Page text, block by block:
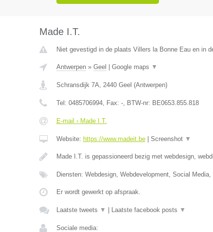
Made I.T.
Niet gevestigd in de plaats Villers la Bonne Eau en in
Antwerpen» Geel Google maps ▼
Schransdijk 7A, 2440 Geel (Antwerpen)
Tel: 0485706994, Fax: -, BTW-nr: BE0653.855.818
E-mail › Made I.T.
Website: https://www.madeit.be| Screenshot ▼
Made I.T. is gepassioneerd bezig met webdesign,
Diensten: Webdesign, Webdevelopment, Social
Er wordt gewerkt op afspraak.
Laatste tweets ▼ Laatste facebook posts ▼
Sociale media: